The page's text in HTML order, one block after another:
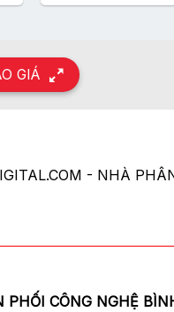
GIÁ
- NHÀ
PHỐI CÔNG NGHỆ